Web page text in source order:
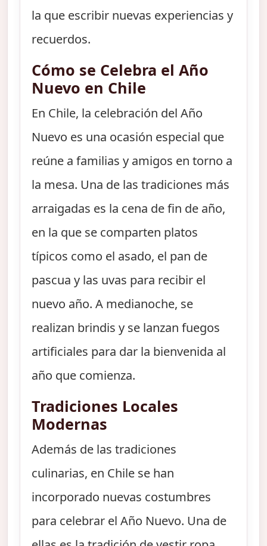
la que escribir nuevas experiencias y
recuerdos.
Cómo se Celebra el Año
Nuevo en Chile
En Chile, la celebración del Año
Nuevo es una ocasión especial que
reúne a familias y amigos en torno a
la mesa. Una de las tradiciones más
arraigadas es la cena de fin de año,
en la que se comparten platos
típicos como el asado, el pan de
pascua y las uvas para recibir el
nuevo año. A medianoche, se
realizan brindis y se lanzan fuegos
artificiales para dar la bienvenida al
año que comienza.
Tradiciones Locales
Modernas
Además de las tradiciones
culinarias, en Chile se han
incorporado nuevas costumbres
para celebrar el Año Nuevo. Una de